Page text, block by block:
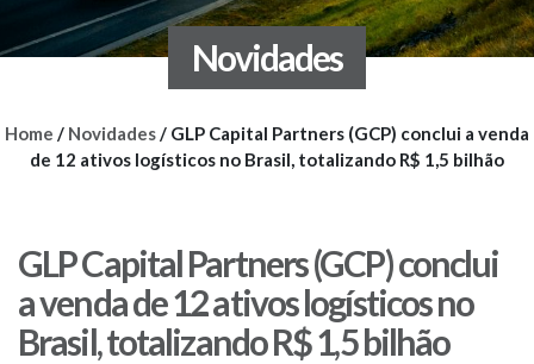
Novidades
Home / Novidades/ GLP Capital Partners (GCP) conclui a venda
de 12 ativos logísticos no Brasil, totalizando R$ 1,5 bilhão
GLP Capital Partners (GCP) conclui
a venda de 12 ativos logísticos no
Brasil, totalizando R$ 1,5 bilhão